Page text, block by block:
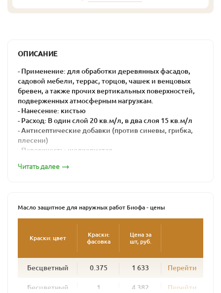
ОПИСАНИЕ
- Применение: для обработки деревянных фасадов,
садовой мебели, террас, торцов, чашек и венцовых
бревен, а также прочих вертикальных поверхностей,
подверженных атмосферным нагрузкам.
- Нанесение: кистью
- Расход: В один слой 20 кв.м/л, в два слоя 15 кв.м/л
- Антисептические добавки (против синевы, грибка,
плесени)
- Поверхность: шелковистая
поверхностей, подвергающихся интенсивной
атмосферной нагрузке: садовая мебель, беседки,
заборы, террасы, балки и лаги, венцы срубов. Масло
защитный слой. Подчеркивая структуру дерева, масло
придает поверхности полуглянцевый блеск.
Читать далее
Масло защитное для наружных работ Биофа - цены
Краски: цвет
Краски:
фасовка
Цена за
шт, руб.
Бесцветный 0.375 1 633 Перейти
Бесцветный 1 4 382 Перейти